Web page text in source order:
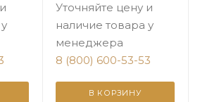
Уточняйте цену и
наличие товара у
менеджера
8 (800) 600-53-53
В КОРЗИНУ